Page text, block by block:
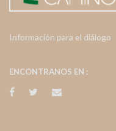
Información para el diálogo
ENCONTRANOS EN :